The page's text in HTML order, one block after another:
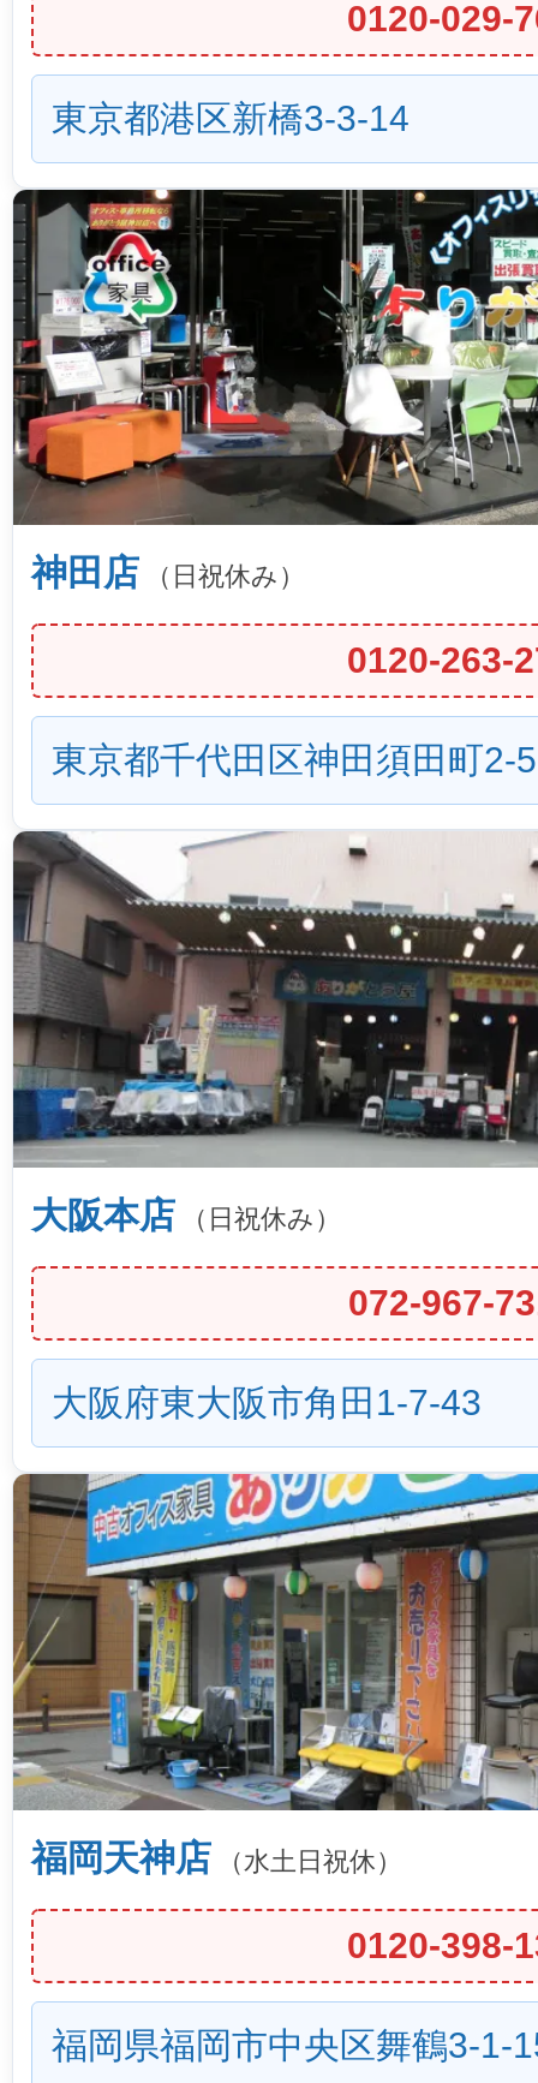
0120-029-
東京都港区新橋3-3-14
神田店 （日祝休み）
0120-263-
東京都千代田区神田須田町2-
大阪本店 （日祝休み）
072-967-
大阪府東大阪市角田1-7-43
福岡天神店 （水土日祝休）
0120-398-
福岡県福岡市中央区舞鶴3-1-